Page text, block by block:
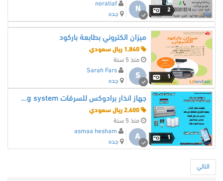
2
N
noratiaf
جده
1
ميزان الكتروني بطابعة باركود
منذ 5 سنة
S
Sarah Fars
جده
1
جهاز انذار برادوكس للسرقات Warning system يتصل بالجوال
منذ 5 سنة
A
asmaa hesham
جده
التالي